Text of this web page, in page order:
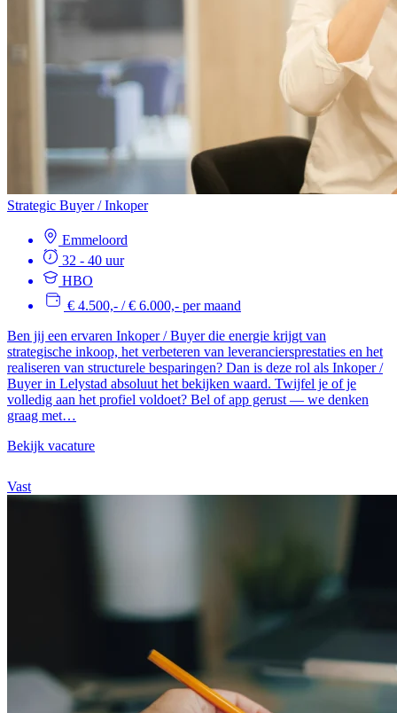
Strategic Buyer / Inkoper
Emmeloord
32 - 40 uur
HBO
€ 4.500,- / € 6.000,- per maand
Ben jij een ervaren Inkoper / Buyer die energie krijgt van
strategische inkoop, het verbeteren van leveranciersprestaties en het
realiseren van structurele besparingen? Dan is deze rol als Inkoper /
Buyer in Lelystad absoluut het bekijken waard. Twijfel je of je
volledig aan het profiel voldoet? Bel of app gerust — we denken
graag met…
Bekijk vacature
Vast